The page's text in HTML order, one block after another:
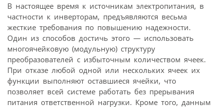
В настоящее время к источникам электропитания, в
частности к инверторам, предъявляются весьма
жесткие требования по повышению надежности.
Один из способов достичь этого — использовать
много­ячейковую (модульную) структуру
преобразователей с избыточным количеством ячеек.
При отказе любой одной или нескольких ячеек их
функции выполняют оставшиеся ячейки, что
позволяет всей системе работать без прерывания
питания ответственной нагрузки. Кроме того, данным